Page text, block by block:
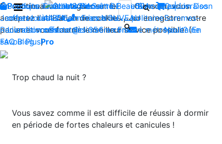
En continuant à naviguer sur le site Climsom, vous
acceptez l'utilisation de cookies pour enregistrer votre
panier et vous fournir le meilleur service possible. (En
savoir Plus)
Produits innovants de Santé et de Bien-être | Livraison
offerte dès 35€ en France métropolitaine
Livraison offerte dès 35€ en France métropolitaine
Contactez-nous : 02 85 52
44 74
-
contact@climsom.com
Qui
Sommes-
Nous?
Boutique Fraîcheur Bien-être Beauté Acupression Dos
Jambes lourdes Insomnies NOUVEAU
Reconditionnés
FAQ Blog Pro
Trop chaud la nuit ?
Vous savez comme il est difficile de réussir à dormir
en période de fortes chaleurs et canicules !